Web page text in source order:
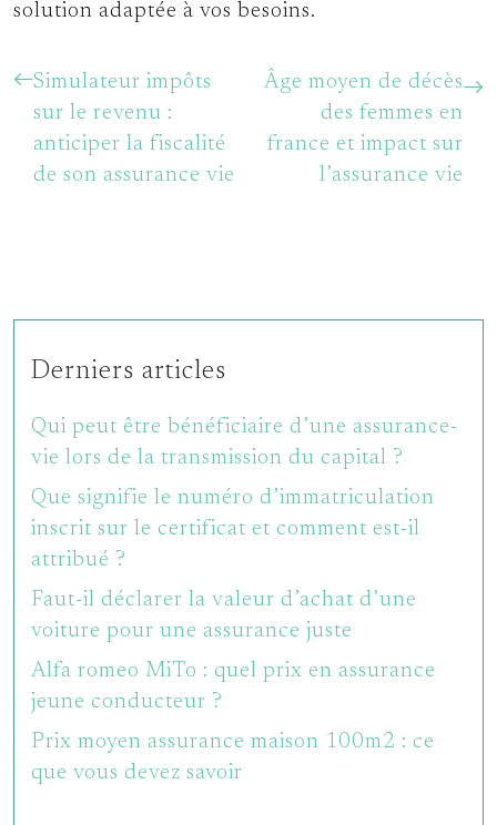
solution adaptée à vos besoins.
Simulateur impôts
sur le revenu :
anticiper la fiscalité
de son assurance vie
Âge moyen de décès
des femmes en
france et impact sur
l’assurance vie
Derniers articles
Qui peut être bénéficiaire d’une assurance-
vie lors de la transmission du capital ?
Que signifie le numéro d’immatriculation
inscrit sur le certificat et comment est-il
attribué ?
Faut-il déclarer la valeur d’achat d’une
voiture pour une assurance juste
Alfa romeo MiTo : quel prix en assurance
jeune conducteur ?
Prix moyen assurance maison 100m2 : ce
que vous devez savoir